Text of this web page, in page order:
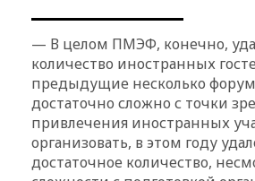
— В целом ПМЭФ, конечно,
количество иностранных
предыдущие несколько
достаточно сложно с точки
привлечения иностранных
организовать, в этом году
достаточное количество,